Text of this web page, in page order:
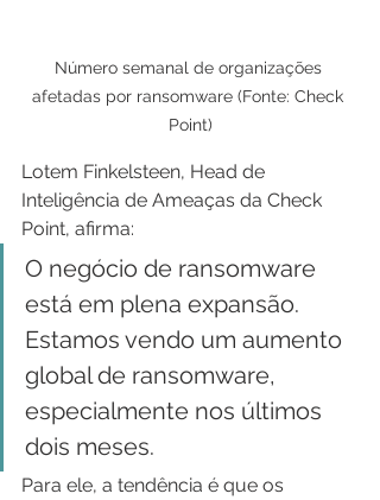
Número semanal de organizações
afetadas por ransomware (Fonte: Check
Point)
Lotem Finkelsteen, Head de
Inteligência de Ameaças da Check
Point, afirma:
O negócio de ransomware
está em plena expansão.
Estamos vendo um aumento
global de ransomware,
especialmente nos últimos
dois meses.
Para ele, a tendência é que os